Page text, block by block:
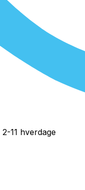
2-11 hverdage